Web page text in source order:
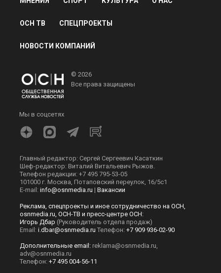
ОСН ТВ СПЕЦПРОЕКТЫ
НОВОСТИ КОМПАНИЙ
© 2026
Все права защищены
Мы в соцсетях
Главный редактор: Сергей Сергеевич Касаткин
Шеф-редактор: Виталий Витальевич Рыжов.
Телефон редакции: +7 495 795-53-05
101000 г. Москва, Потаповский переулок, 16/5с1
E-mail: info@osnmedia.ru | Вакансии
Реклама, спецпроекты и иное сотрудничество на ОСН,
osnmedia.ru, ОСН-ТВ и пресс-центре ОСН:
Игорь Дбар (Руководитель отдела продаж)
Email: i.dbar@osnmedia.ru Телефон: +7 909 936-02-90
Дополнительные email: reklama@osnmedia.ru
adv@osnmedia.ru
Телефон: +7 495 004-56-11